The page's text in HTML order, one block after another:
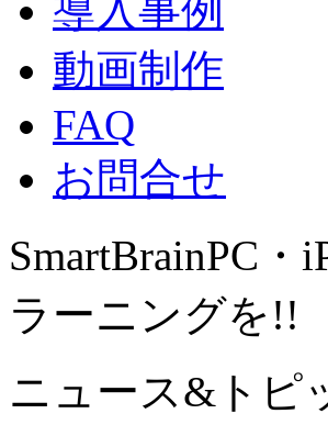
導入事例
動画制作
FAQ
お問合せ
SmartBrainPC・
ラーニングを!!
ニュース&トピ